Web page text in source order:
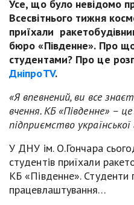
Усе, що було невідомо
Всесвітнього тижня
приїхали
бюро «Південне». Про
студентами? Про це
ДніпроTV.
«Я впевнений, ви все
вчення. КБ «Південне» –
підприємство
У ДНУ ім. О.Гончара
студентів приїхали
КБ «Південне». Студенти
працевлаштування…